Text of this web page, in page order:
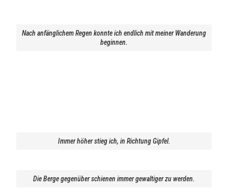
Nach anfänglichem Regen konnte ich endlich mit meiner Wanderung
beginnen.
Immer höher stieg ich, in Richtung Gipfel.
Die Berge gegenüber schienen immer gewaltiger zu werden.